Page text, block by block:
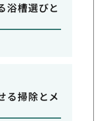
浴槽選びと
る掃除とメ